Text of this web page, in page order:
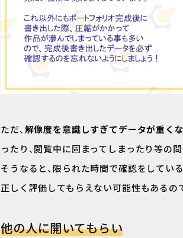
ただ、 解像度を意識しすぎてデータが重く
ったり、閲覧中に固まってしまったり等の
そうなると、限られた時間で確認をしてい
正しく評価してもらえない可能性もあるの
他の人に開いてもらい